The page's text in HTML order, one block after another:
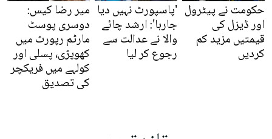
حکومت نے پیٹرول
اور ڈیزل کی
قیمتیں مزید کم
کردیں
'پاسپورٹ نہیں دیا
جارہا': ارشد چائے
والا نے عدالت سے
رجوع کر لیا
میر رضا کیس:
دوسری پوسٹ
مارٹم رپورٹ میں
کھوپڑی، پسلی اور
کولہے میں فریکچر
کی تصدیق